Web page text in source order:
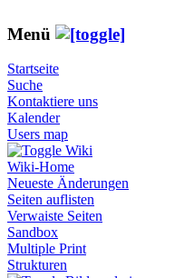
Menü
Startseite
Suche
Kontaktiere uns
Kalender
Users map
Wiki
Wiki-Home
Neueste Änderungen
Seiten auflisten
Verwaiste Seiten
Sandbox
Multiple Print
Strukturen